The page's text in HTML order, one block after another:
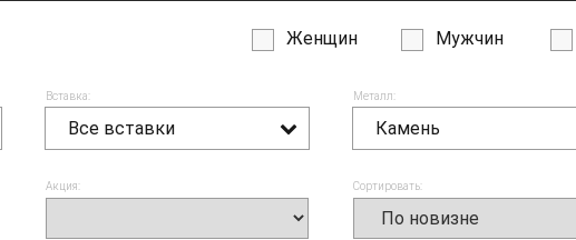
Женщин Мужчин
Вставка:
Все вставки
Металл:
Камень
Акция: Сортировать: